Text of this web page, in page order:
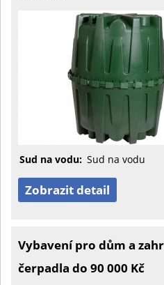
Sud na vodu: Sud na vodu
Zobrazit detail
Vybavení pro dům a
čerpadla do 90 000 Kč